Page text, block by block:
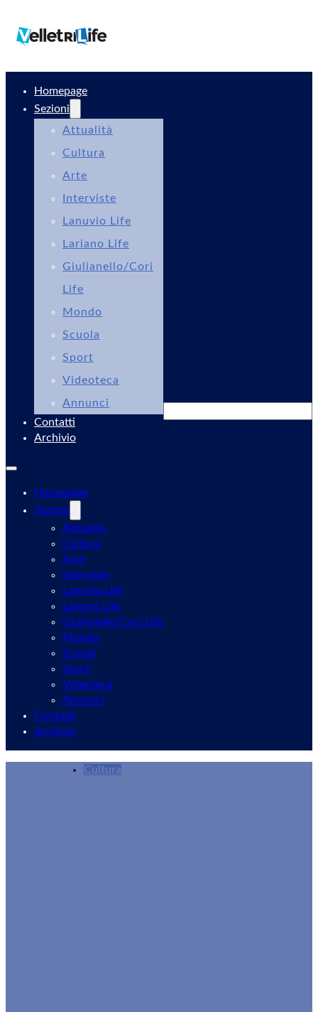
Homepage
Sezioni
Attualità
Cultura
Arte
Interviste
Lanuvio Life
Lariano Life
Giulianello/Cori
Life
Mondo
Scuola
Sport
Videoteca
Annunci
Contatti
Archivio
Homepage
Sezioni
Attualità
Cultura
Arte
Interviste
Lanuvio Life
Lariano Life
Giulianello/Cori Life
Mondo
Scuola
Sport
Videoteca
Annunci
Contatti
Archivio
Cultura